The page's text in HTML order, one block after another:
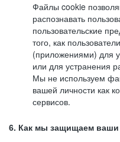
Файлы cookie
распознавать
пользовательские
того, как
(приложениями) для
или для устранения
Мы не используем
вашей личности как
сервисов.
6. Как мы защищаем